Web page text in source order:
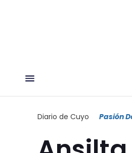
Diario de Cuyo Pasión